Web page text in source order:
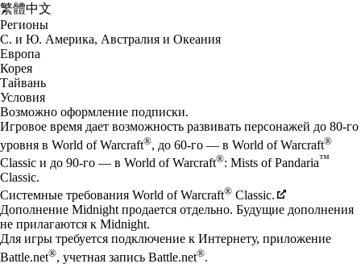
繁體中文
Регионы
С. и Ю. Америка, Австралия и Океания
Европа
Корея
Тайвань
Условия
Возможно оформление подписки.
Игровое время дает возможность развивать персонажей до 80-го
уровня в World of Warcraft®, до 60-го — в World of Warcraft®
Classic и до 90-го — в World of Warcraft®: Mists of Pandaria™
Classic.
Системные требования World of Warcraft® Classic.
Дополнение Midnight продается отдельно. Будущие дополнения
не прилагаются к Midnight.
Для игры требуется подключение к Интернету, приложение
Battle.net®, учетная запись Battle.net®.